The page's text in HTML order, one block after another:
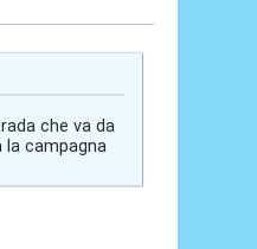
che va da
campagna